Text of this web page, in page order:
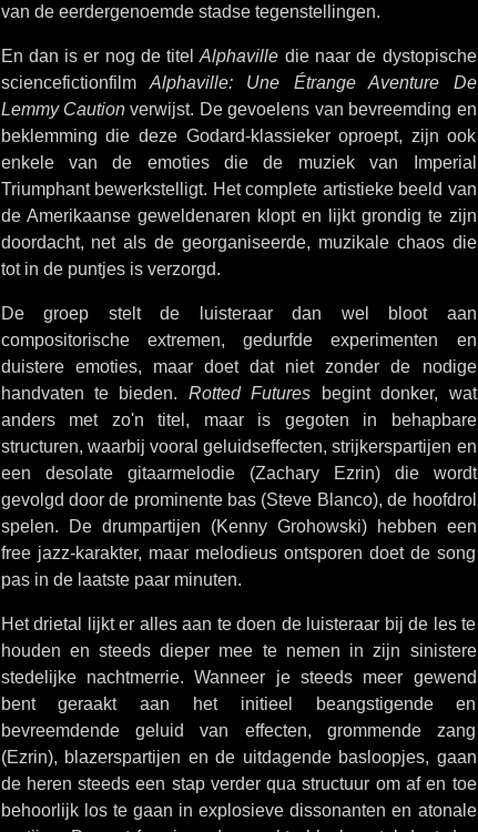
van de eerdergenoemde stadse tegenstellingen.
En dan is er nog de titelAlphaville die naar de dystopische
sciencefictionfilm Alphaville: Une Étrange Aventure De
Lemmy Cautionverwijst. De gevoelens van bevreemding en
beklemming die deze Godard-klassieker oproept, zijn ook
enkele van de emoties die de muziek van Imperial
Triumphant bewerkstelligt. Het complete artistieke beeld van
de Amerikaanse geweldenaren klopt en lijkt grondig te zijn
doordacht, net als de georganiseerde, muzikale chaos die
tot in de puntjes is verzorgd.
De groep stelt de luisteraar dan wel bloot aan
compositorische extremen, gedurfde experimenten en
duistere emoties, maar doet dat niet zonder de nodige
handvaten te bieden. Rotted Futures begint donker, wat
anders met zo'n titel, maar is gegoten in behapbare
structuren, waarbij vooral geluidseffecten, strijkerspartijen en
een desolate gitaarmelodie (Zachary Ezrin) die wordt
gevolgd door de prominente bas (Steve Blanco), de hoofdrol
spelen. De drumpartijen (Kenny Grohowski) hebben een
free jazz-karakter, maar melodieus ontsporen doet de song
pas in de laatste paar minuten.
Het drietal lijkt er alles aan te doen de luisteraar bij de les te
houden en steeds dieper mee te nemen in zijn sinistere
stedelijke nachtmerrie. Wanneer je steeds meer gewend
bent geraakt aan het initieel beangstigende en
bevreemdende geluid van effecten, grommende zang
(Ezrin), blazerspartijen en de uitdagende basloopjes, gaan
de heren steeds een stap verder qua structuur om af en toe
behoorlijk los te gaan in explosieve dissonanten en atonale